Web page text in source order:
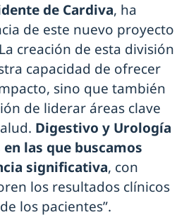
de Cardiva, ha
de este nuevo proyecto
creación de esta división
capacidad de ofrecer
sino que también
de liderar áreas clave
Digestivo y Urología
las que buscamos
significativa, con
los resultados clínicos
los pacientes”.